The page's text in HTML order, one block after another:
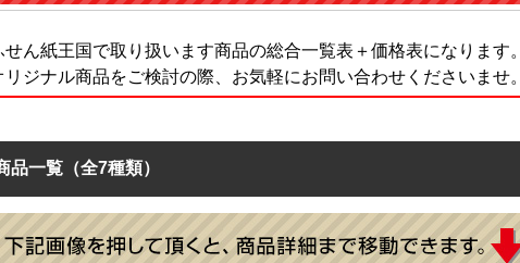
せん紙王国で取り扱います商品の総合一覧表＋価格表になります。
リジナル商品をご検討の際、お気軽にお問い合わせくださいませ。
品一覧（全7種類）